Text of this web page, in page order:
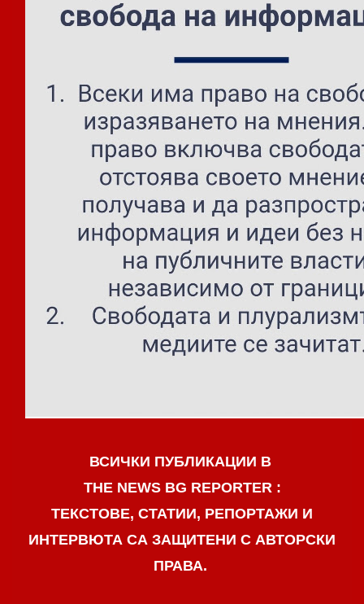
ВСИЧКИ ПУБЛИКАЦИИ В
THE NEWS BG REPORTER :
ТЕКСТОВЕ, СТАТИИ, РЕПОРТАЖИ И
ИНТЕРВЮТА СА ЗАЩИТЕНИ С АВТОРСКИ
ПРАВА.